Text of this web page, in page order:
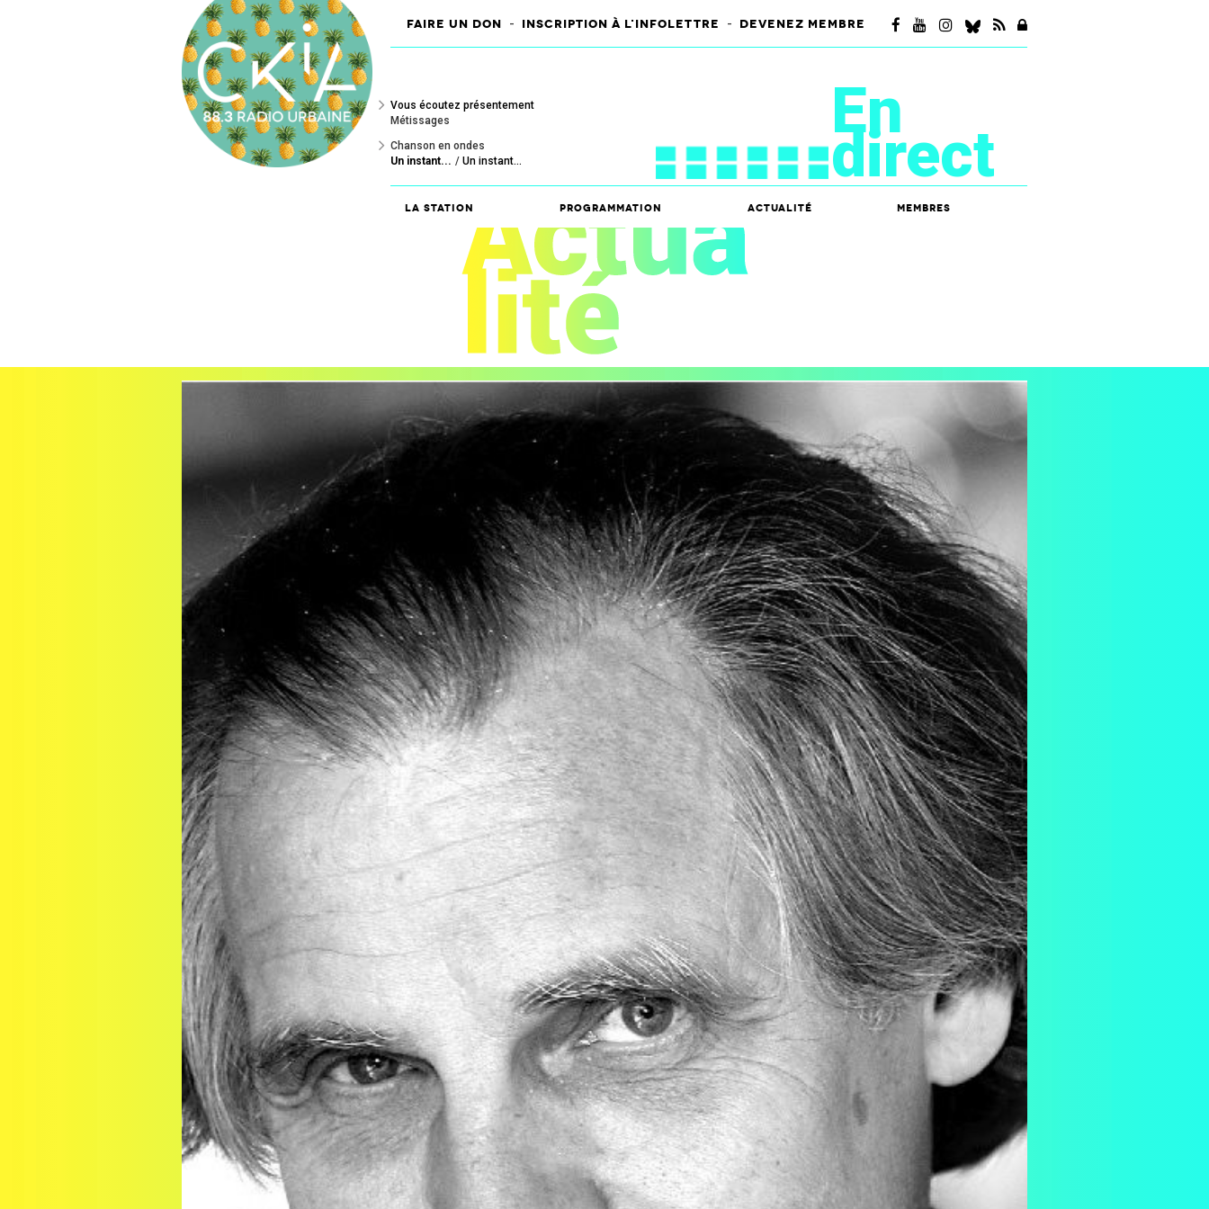
FAIRE UN DON - INSCRIPTION À L'INFOLETTRE - DEVENEZ MEMBRE
Vous écoutez présentement
Métissages
Chanson en ondes
Un instant...
Un instant...
En
direct
La station Programmation Actualité Membres